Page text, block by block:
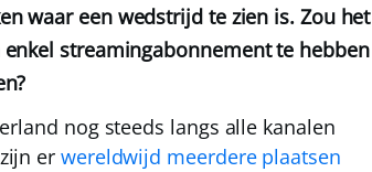
waar een wedstrijd te zien is. Zou het
streamingabonnement te hebben
nog steeds langs alle kanalen
er wereldwijd meerdere plaatsen